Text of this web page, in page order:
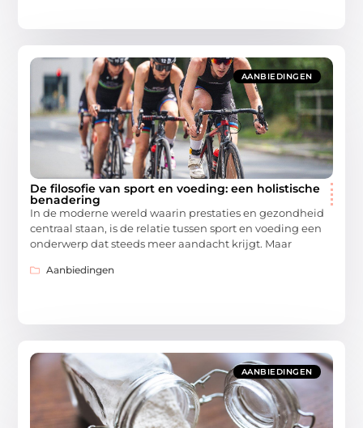
AANBIEDINGEN
De filosofie van sport en voeding: een holistische
benadering
In de moderne wereld waarin prestaties en gezondheid
centraal staan, is de relatie tussen sport en voeding een
onderwerp dat steeds meer aandacht krijgt. Maar
Aanbiedingen
AANBIEDINGEN